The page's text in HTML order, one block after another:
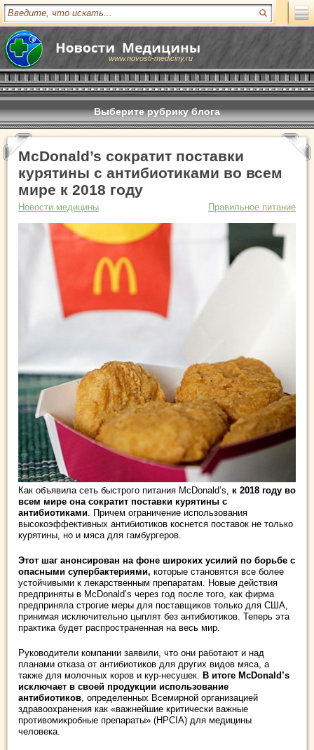
www.novosti-mediciny.ru
Выберите рубрику блога
McDonald’s сократит поставки
курятины с антибиотиками во всем
мире к 2018 году
Новости медицины Правильное питание
Как объявила сеть быстрого питания McDonald’s, к 2018 году во
всем мире она сократит поставки курятины с
антибиотиками . Причем ограничение использования
высокоэффективных антибиотиков коснется поставок не только
курятины, но и мяса для гамбургеров.
Этот шаг анонсирован на фоне широких усилий по борьбе с
опасными супербактериями, которые становятся все более
устойчивыми к лекарственным препаратам. Новые действия
предприняты в McDonald’s через год после того, как фирма
предприняла строгие меры для поставщиков только для США,
принимая исключительно цыплят без антибиотиков. Теперь эта
практика будет распространенная на весь мир.
Руководители компании заявили, что они работают и над
планами отказа от антибиотиков для других видов мяса, а
также для молочных коров и кур-несушек. В итоге McDonald’s
исключает в своей продукции использование
антибиотиков , определенных Всемирной организацией
здравоохранения как «важнейшие критически важные
противомикробные препараты» (HPCIA) для медицины
человека.